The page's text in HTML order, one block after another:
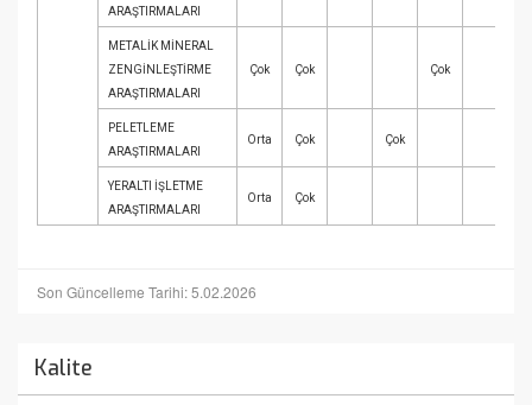
ARAŞTIRMALARI
METALİK MİNERAL
ZENGİNLEŞTİRME
ARAŞTIRMALARI
Çok Çok Çok
PELETLEME
ARAŞTIRMALARI
Orta Çok Çok
YERALTI İŞLETME
ARAŞTIRMALARI
Orta Çok
Son Güncelleme Tarihi: 5.02.2026
Kalite